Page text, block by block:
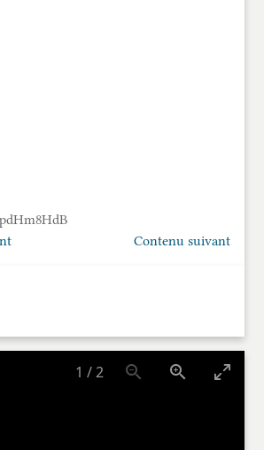
Contenu suivant
1 /2